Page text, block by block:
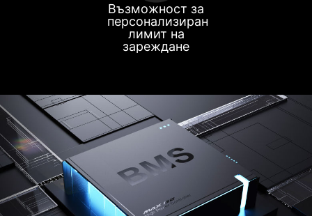
Възможност за
персонализиран
лимит на
зареждане